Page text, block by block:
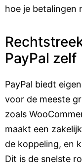
hoe je betalingen
PayPal zelf
PayPal biedt
voor de meeste
zoals
maakt een
de koppeling, en
Dit is de snelste